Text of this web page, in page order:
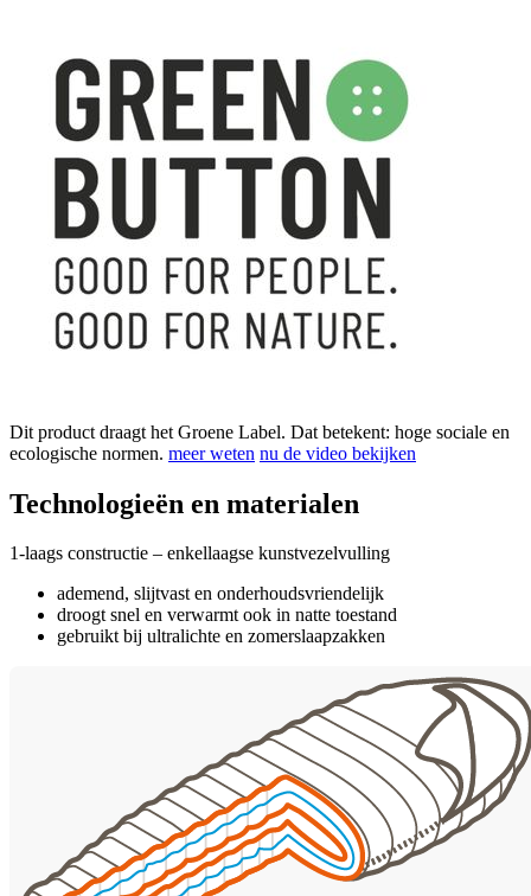
Dit product draagt het Groene Label. Dat betekent: hoge sociale en
ecologische normen. meer weten nu de video bekijken
Technologieën en materialen
1-laags constructie – enkellaagse kunstvezelvulling
ademend, slijtvast en onderhoudsvriendelijk
droogt snel en verwarmt ook in natte toestand
gebruikt bij ultralichte en zomerslaapzakken